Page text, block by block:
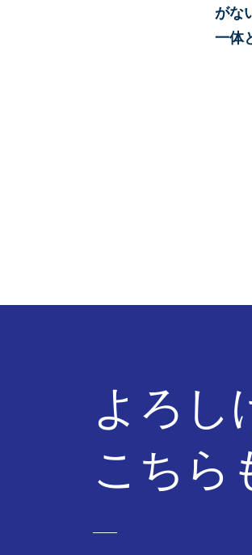
がな
一体
よろし
こちら